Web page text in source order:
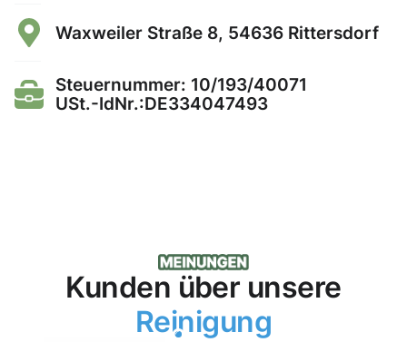
Waxweiler Straße 8, 54636 Rittersdorf
Steuernummer: 10/193/40071
USt.-IdNr.:DE334047493
Kunden über unsere
Reinigung